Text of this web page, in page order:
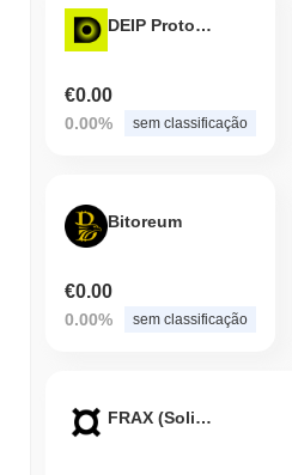
DEIP Protocol
€0.00
0.00% sem classificação
Bitoreum
€0.00
0.00% sem classificação
FRAX (Solidly)